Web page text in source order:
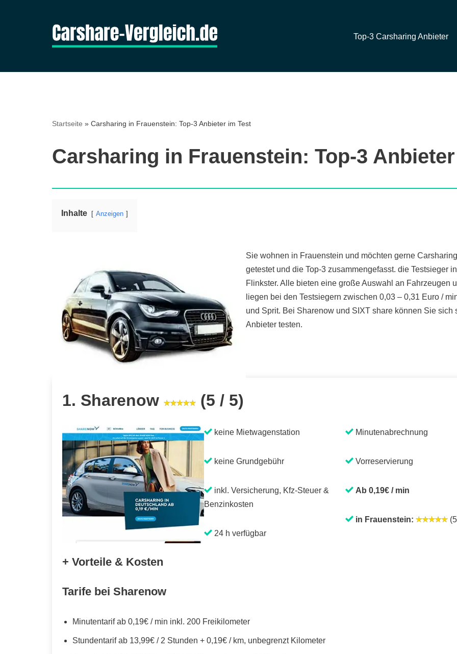
Top-3 Carsharing Anbieter
Startseite » Carsharing in Frauenstein: Top-3 Anbieter im Test
Carsharing in Frauenstein: Top-3
Inhalte Anzeigen
Sie wohnen in Frauenstein und möchten gerne
getestet und die Top-3 zusammengefasst. die Testsieger
Flinkster. Alle bieten eine große Auswahl an Fahrzeugen
liegen bei den Testsiegern zwischen 0,03 – 0,31 Euro /
und Sprit. Bei Sharenow und SIXT share können Sie
Anbieter testen.
1. Sharenow (5 / 5)
keine Mietwagenstation
keine Grundgebühr
inkl. Versicherung, Kfz-Steuer &
Benzinkosten
24 h verfügbar
Minutenabrechnung
Vorreservierung
Ab 0,19€ / min
in Frauenstein:
+ Vorteile & Kosten
Tarife bei Sharenow
Minutentarif ab 0,19€ / min inkl. 200 Freikilometer
Stundentarif ab 13,99€ / 2 Stunden + 0,19€ / km, unbegrenzt Kilometer